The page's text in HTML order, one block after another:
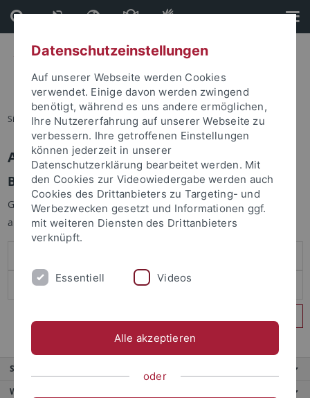
Direkt
zum
Inhalt
Direkt
zur
Fußleiste
Sie sind hier: Startseite
Anmelden
Benutzeranmeldung
Geben Sie Ihren Benutzernamen und Ihr Passwort an um sich
anzumelden:
Service
Weitere Angebote
Datenschutzeinstellungen
Auf unserer Webseite werden Cookies
verwendet. Einige davon werden zwingend
benötigt, während es uns andere ermöglichen,
Ihre Nutzererfahrung auf unserer Webseite zu
verbessern. Ihre getroffenen Einstellungen
können jederzeit in unserer
Datenschutzerklärung bearbeitet werden. Mit
den Cookies zur Videowiedergabe werden auch
Cookies des Drittanbieters zu Targeting- und
Werbezwecken gesetzt und Informationen ggf.
mit weiteren Diensten des Drittanbieters
verknüpft.
Essentiell Videos
Alle akzeptieren
oder